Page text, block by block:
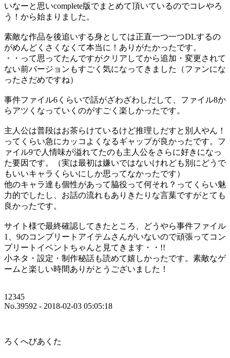
いなーと思いcomplete版でまとめて頂いているのでコレやろ
う！から始まりました。
素敵な作品を後追いする身としては正直一つ一つDLするの
がめんどくさくなくて本当に！ありがたかったです。
・・って思ってたんですがクリアしてから追加・変更されて
ない前バージョンもすごく気になってきました（ファンにな
ったさだめですね）
事件ファイル6くらいで話がざわざわしだして、ファイル8か
らアツくなっていくのがすごく楽しかったです。
主人公は普段はお茶らけているけど推理しだすと別人やん！
ってくらい急にカッコよくなるギャップが良かったです。フ
ァイル9で人情味が溢れてたのも主人公をさらに好きになっ
た要因です。（実は最初は嫌いではないけれども別にどうで
もいいキャラくらいにしか思ってなかったです）
他のキャラ達も個性があって脇役って何それ？ってくらい魅
力的でしたし、お話の流れもありきたりな言葉ですがとても
良かったです。
サイト様で最終確認してきたところ、どうやら事件ファイル
1、9のコンプリートアイテムさんがいないので頑張ってコン
プリートイベントちゃんと見てきます・・!!
小ネタ・設定・制作秘話も読めて嬉しかったです。素敵なゲ
ームと楽しい時間ありがとうございました！
12345
No.39592 - 2018-02-03 05:05:18
ろくへびあくた